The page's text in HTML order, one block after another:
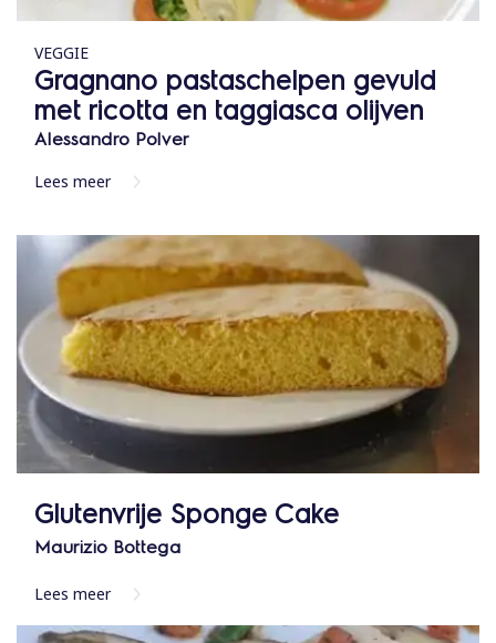
VEGGIE
Gragnano pastaschelpen gevuld
met ricotta en taggiasca olijven
Alessandro Polver
Lees meer
Glutenvrije Sponge Cake
Maurizio Bottega
Lees meer